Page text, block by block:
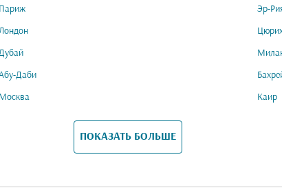
Париж Эр-
Даби
Москва Каир
ПОКАЗАТЬ БОЛЬШЕ